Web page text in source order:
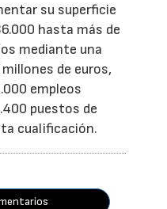
su superficie
hasta más de
mediante una
de euros,
empleos
puestos de
cualificación.